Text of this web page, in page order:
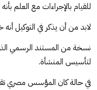
للقيام بالإجراءات مع العلم
لابد من أن يذكر في التوكيل
نسخة من المستند الرسمي
لتأسيس المنشأة.
في حالة كان المؤسس مصري